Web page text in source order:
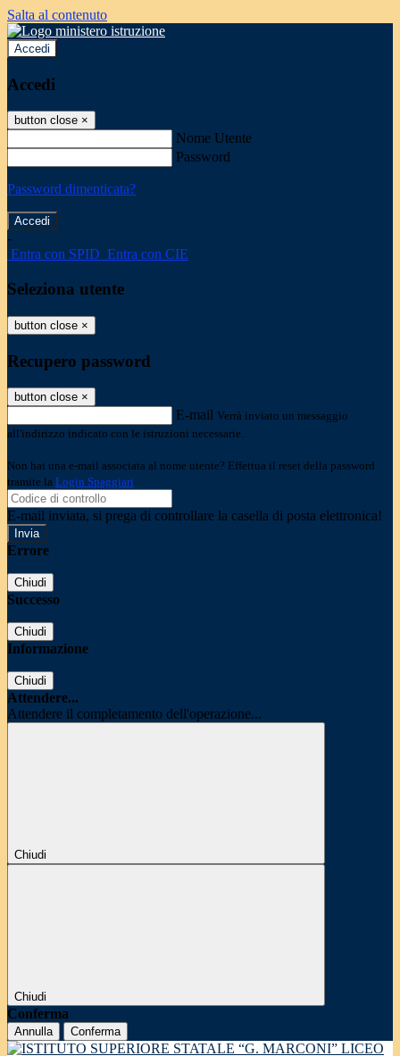
Salta al contenuto
Accedi
Accedi
button close ×
Nome Utente
Password
Password dimenticata?
-
Entra con SPID Entra con CIE
Seleziona utente
button close ×
Recupero password
button close ×
E-mail Verrà inviato un messaggio
all'indirizzo indicato con le istruzioni necessarie.
Non hai una e-mail associata al nome utente? Effettua il reset della password
tramite la Login Spaggiari
E-mail inviata, si prega di controllare la casella di posta elettronica!
Errore
Chiudi
Successo
Chiudi
Informazione
Chiudi
Attendere...
Attendere il completamento dell'operazione...
Chiudi
Chiudi
Conferma
Annulla Conferma
LICEO